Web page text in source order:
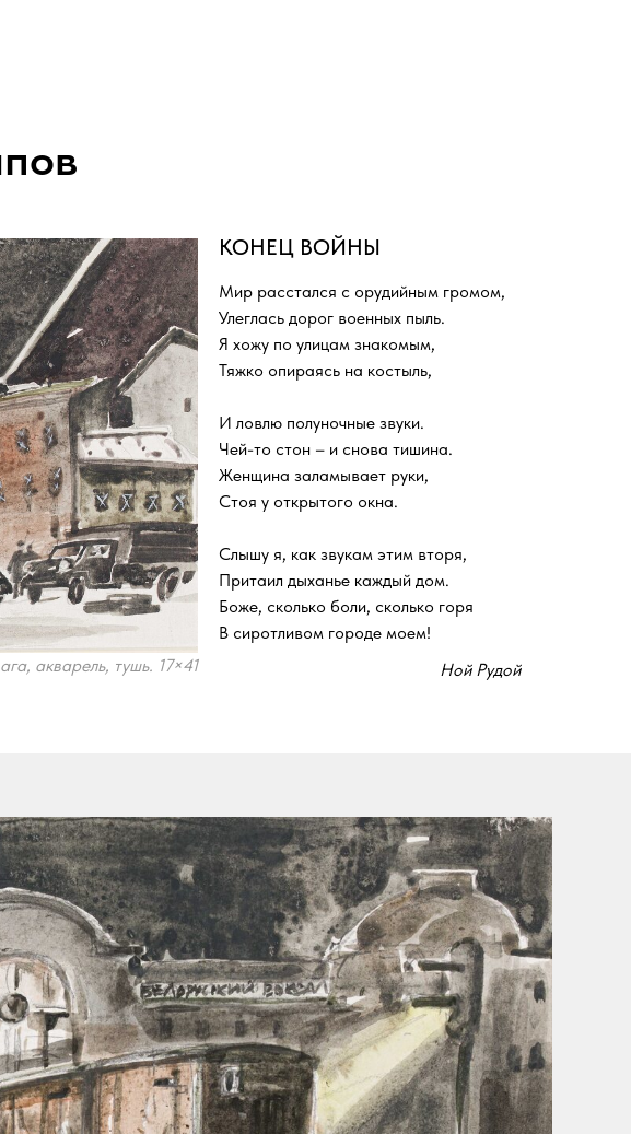
Мир расстался с орудийным громом,
Улеглась дорог военных пыль.
Я хожу по улицам знакомым,
Тяжко опираясь на костыль,
И ловлю полуночные звуки.
Чей-то стон – и снова тишина.
Женщина заламывает руки,
Стоя у открытого окна.
Слышу я, как звукам этим вторя,
Притаил дыханье каждый дом.
Боже, сколько боли, сколько горя
В сиротливом городе моем!
КОНЕЦ ВОЙНЫ
Ной Рудой
акварель, тушь. 17×41